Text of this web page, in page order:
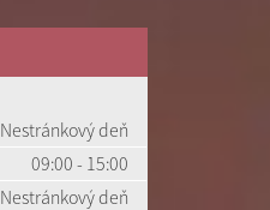
Nestránkový deň
09:00 - 15:00
Nestránkový deň